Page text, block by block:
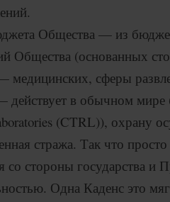
Общества — из
Общества (основанных
медицинских, сферы
действует в обычном мире
(CTRL)), охрану
стража. Так что
со стороны государства и
Одна Каденс это